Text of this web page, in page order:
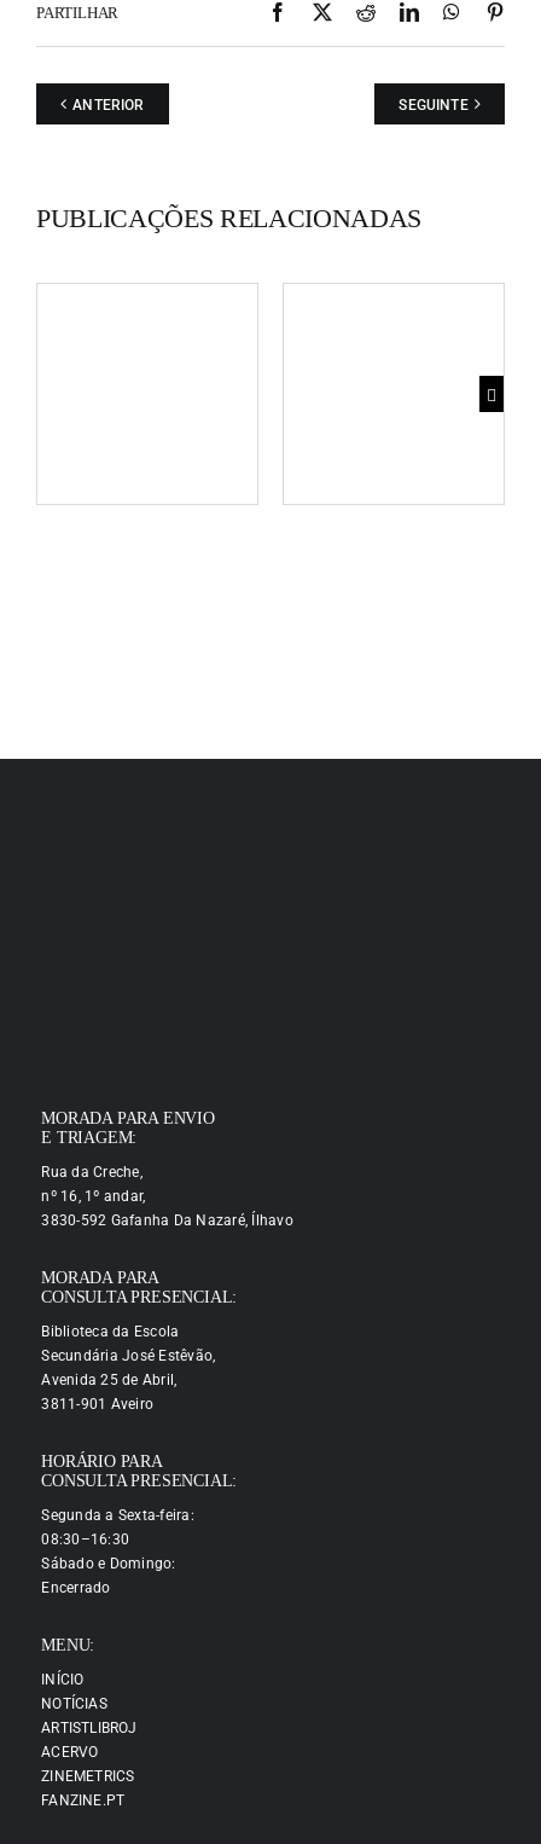
PARTILHAR Facebook
X RedditLinkedIn
ANTERIOR SEGUINTE
PUBLICAÇÕES RELACIONADAS
MORADA PARA ENVIO
E TRIAGEM:
Rua da Creche,
nº 16, 1º andar,
3830-592 Gafanha Da Nazaré, Ílhavo
MORADA PARA
CONSULTA PRESENCIAL:
Biblioteca da Escola
Secundária José Estêvão,
Avenida 25 de Abril,
3811-901 Aveiro
HORÁRIO PARA
CONSULTA PRESENCIAL:
Segunda a Sexta-feira:
08:30–16:30
Sábado e Domingo:
Encerrado
MENU:
INÍCIO
NOTÍCIAS
ARTISTLIBROJ
ACERVO
ZINEMETRICS
FANZINE.PT